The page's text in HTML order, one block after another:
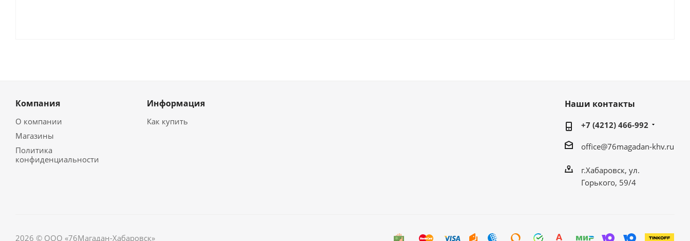
Компания
О компании
Магазины
Политика
конфиденциальности
Информация
Как купить
Наши контакты
+7 (4212) 466-992
office@76magadan-khv.ru
г.Хабаровск, ул.
Горького, 59/4
2026 © ООО «76Магадан-Хабаровск»